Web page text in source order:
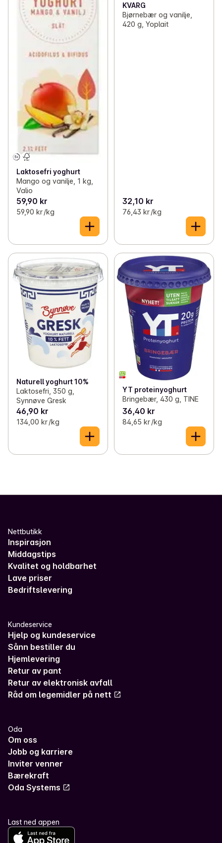
Laktosefri yoghurt
Mango og vanilje, 1 kg,
Valio
59,90 kr
59,90 kr /kg
KVARG
Bjørnebær og vanilje,
420 g, Yoplait
32,10 kr
76,43 kr /kg
Naturell yoghurt 10%
Laktosefri, 350 g,
Synnøve Gresk
46,90 kr
134,00 kr /kg
YT proteinyoghurt
Bringebær, 430 g, TINE
36,40 kr
84,65 kr /kg
Nettbutikk
Inspirasjon
Middagstips
Kvalitet og holdbarhet
Lave priser
Bedriftslevering
Kundeservice
Hjelp og kundeservice
Sånn bestiller du
Hjemlevering
Retur av pant
Retur av elektronisk avfall
Råd om legemidler på nett
Oda
Om oss
Jobb og karriere
Inviter venner
Bærekraft
Oda Systems
Last ned appen